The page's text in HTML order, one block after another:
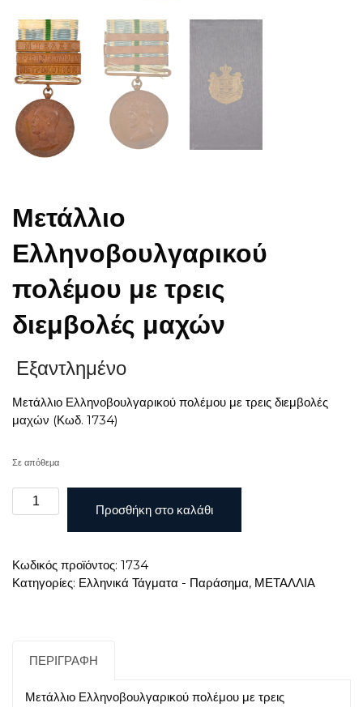
Μετάλλιο
Ελληνοβουλγαρικού
πολέμου με τρεις
διεμβολές μαχών
Εξαντλημένο
Μετάλλιο Ελληνοβουλγαρικού πολέμου με τρεις διεμβολές
μαχών (Κωδ. 1734)
Σε απόθεμα
Μετάλλιο
Ελληνοβουλγαρικού
τρεις
διεμβολές
Προσθήκη στο καλάθι
Κωδικός προϊόντος: 1734
Κατηγορίες: Ελληνικά Τάγματα - Παράσημα, ΜΕΤΑΛΛΙΑ
ΠΕΡΙΓΡΑΦΉ
Μετάλλιο Ελληνοβουλγαρικού πολέμου με τρεις